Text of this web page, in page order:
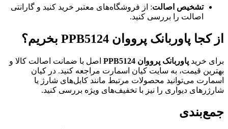
تشخیص اصالت: از فروشگاه‌های معتبر خرید کنید و گارانتی
اصالت را بررسی کنید.
از کجا پاوربانک پرووان PPB5124 بخریم؟
برای خرید پاوربانک پرووان PPB5124
اصل با ضمانت اصالت کالا و
بهترین قیمت، به سایت کیان اسمارت مراجعه کنید. در کیان
اسمارت می‌توانید محصولات مرتبط مانند کابل‌های شارژ یا
شارژرهای دیواری را نیز با تخفیف‌های ویژه بررسی کنید.
جمع‌بندی